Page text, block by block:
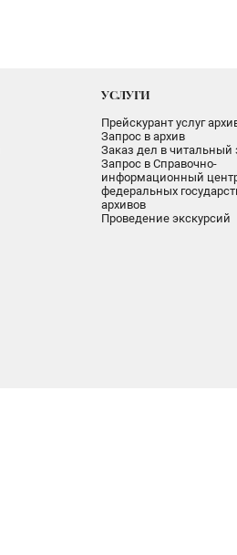
УСЛУГИ
Прейскурант услуг
Запрос в архив
Заказ дел в читальный
Запрос в Справочно-
информационный
федеральных
архивов
Проведение экскурсий